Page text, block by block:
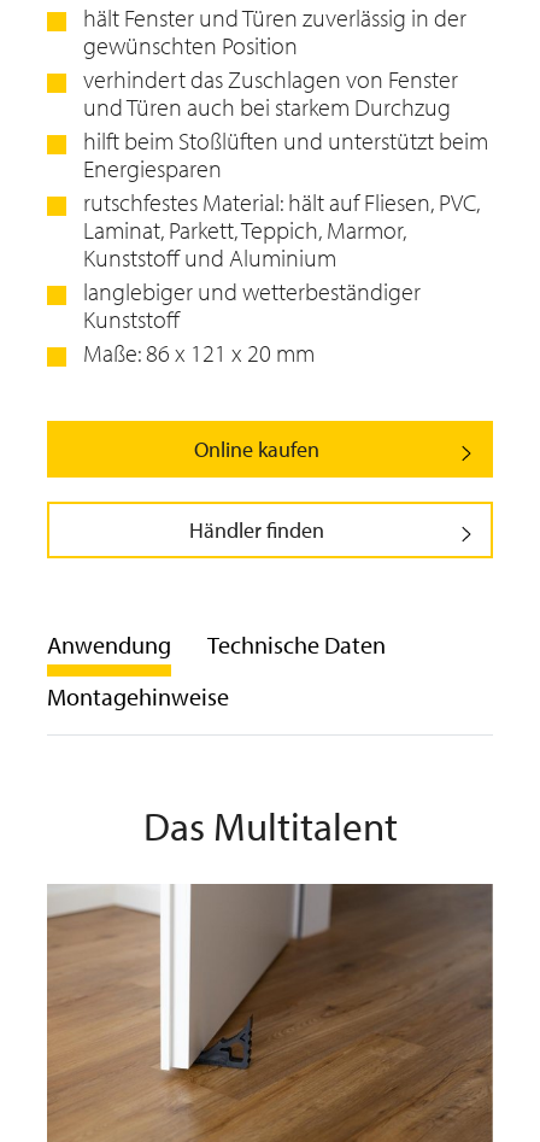
hält Fenster und Türen zuverlässig in der
gewünschten Position
verhindert das Zuschlagen von Fenster
und Türen auch bei starkem Durchzug
hilft beim Stoßlüften und unterstützt beim
Energiesparen
rutschfestes Material: hält auf Fliesen, PVC,
Laminat, Parkett, Teppich, Marmor,
Kunststoff und Aluminium
langlebiger und wetterbeständiger
Kunststoff
Maße: 86 x 121 x 20 mm
Online kaufen
Händler finden
Anwendung
Technische Daten
Montagehinweise
Das Multitalent